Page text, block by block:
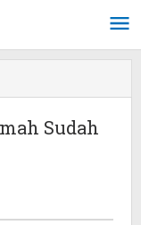
Sudah